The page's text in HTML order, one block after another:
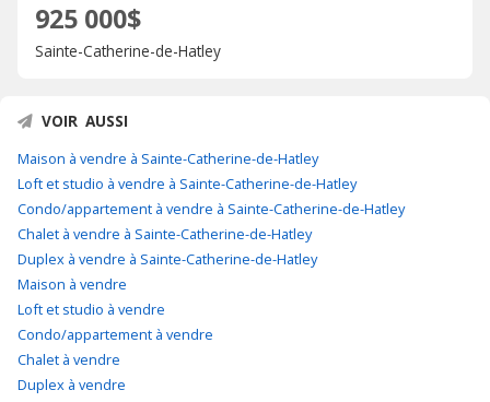
925 000$
Sainte-Catherine-de-Hatley
VOIR AUSSI
Maison à vendre à Sainte-Catherine-de-Hatley
Loft et studio à vendre à Sainte-Catherine-de-Hatley
Condo/appartement à vendre à Sainte-Catherine-de-Hatley
Chalet à vendre à Sainte-Catherine-de-Hatley
Duplex à vendre à Sainte-Catherine-de-Hatley
Maison à vendre
Loft et studio à vendre
Condo/appartement à vendre
Chalet à vendre
Duplex à vendre